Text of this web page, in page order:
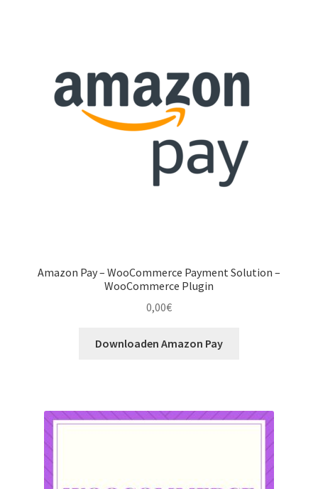
Amazon Pay – WooCommerce Payment Solution –
WooCommerce Plugin
0,00€
Downloaden Amazon Pay